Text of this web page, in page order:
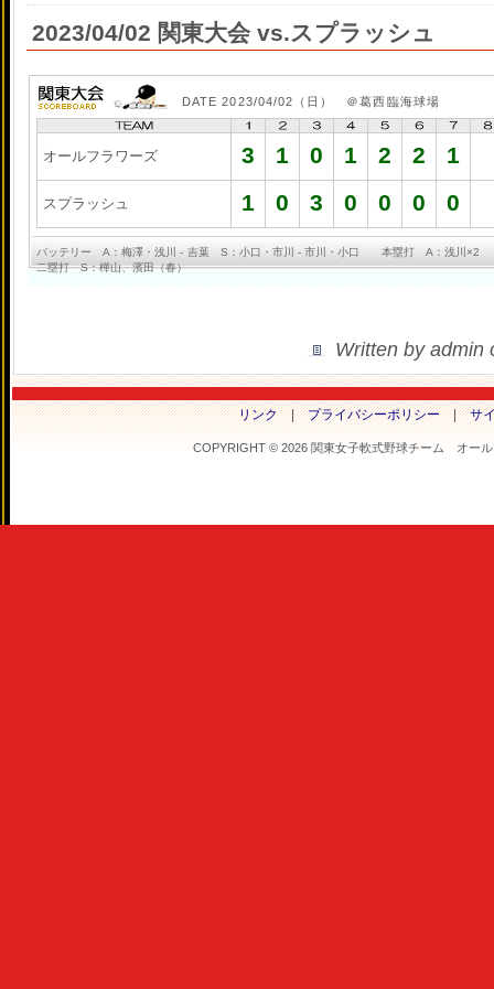
2023/04/02 関東大会 vs.スプラッシュ
DATE 2023/04/02（日） ＠葛西臨海球場
オールフラワーズ 3 1 0 1 2 2 1
スプラッシュ 1 0 3 0 0 0 0
バッテリー A：梅澤・浅川 - 吉葉 S：小口・市川 - 市川・小口 本塁打 A：浅
二塁打 S：樺山、濱田（春）
Written by admin
リンク|プライバシーポリシー|サ
COPYRIGHT © 2026 関東女子軟式野球チーム オー